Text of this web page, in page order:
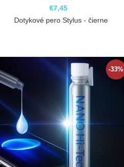
€7,45
ZOBRAZIŤ
Dotykové pero Stylus - čierne
-33%